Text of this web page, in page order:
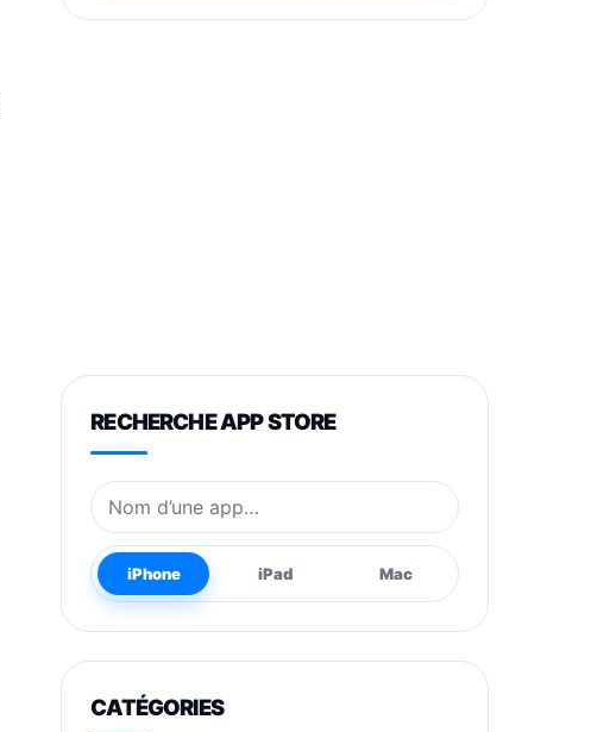
RECHERCHE APP STORE
Nom de l’application
iPhone iPad Mac
CATÉGORIES